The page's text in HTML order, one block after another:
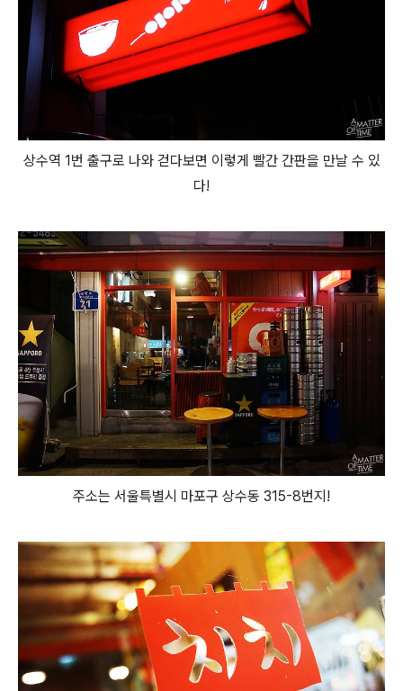
상수역 1번 출구로 나와 걷다보면 이렇게 빨간 간판을 만날 수 있
다!
주소는 서울특별시 마포구 상수동 315-8번지!